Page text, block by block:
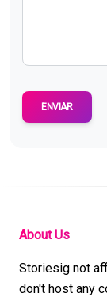
ENVIAR
About Us
Storiesig not
don't host any